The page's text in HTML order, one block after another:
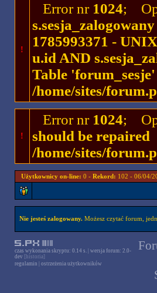
!
Error nr 1024;
1785993371 -
u.id AND
Table
/home/sites/
!
Error nr 1024;
should be repaired
/home/sites/
Użytkownicy on-line: 0 - Rekord: 102 - 06/04/
Nie jesteś zalogowany.Możesz czytać forum,
czas wykonania skryptu: 0.14 s. | wersja forum: 2.0-
dev [historia]
regulamin
ostrzeżenia użytkowników